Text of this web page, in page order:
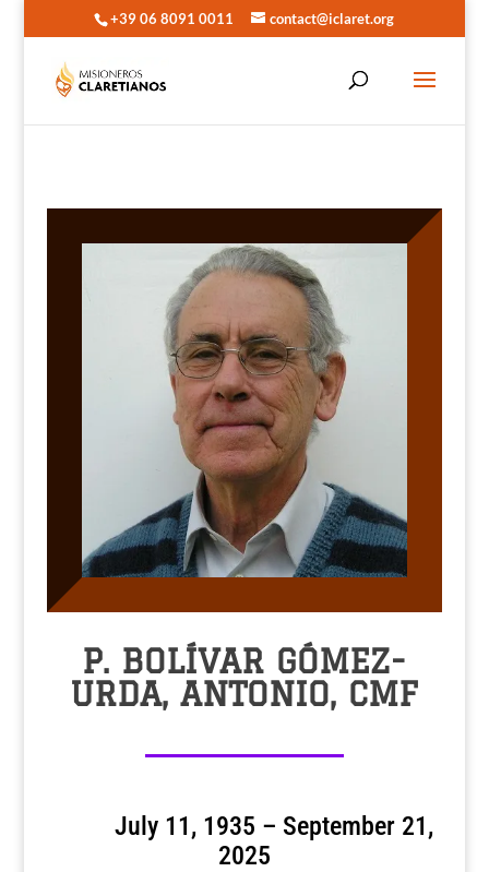
+39 06 8091 0011 contact@iclaret.org
P. BOLÍVAR GÓMEZ-
URDA, ANTONIO, CMF
July 11, 1935 – September 21,
2025